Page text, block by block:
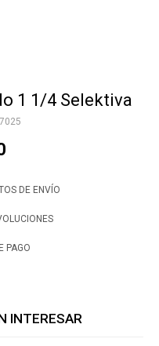
1 1/4 Selektiva
DE ENVÍO
PAGO
INTERESAR